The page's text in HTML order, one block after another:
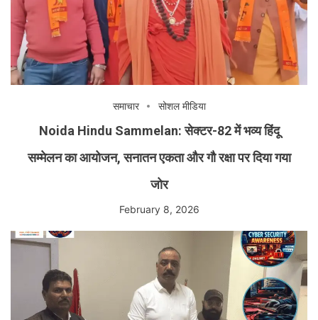
समाचार सोशल मीडिया
Noida Hindu Sammelan: सेक्टर-82 में भव्य हिंदू
सम्मेलन का आयोजन, सनातन एकता और गौ रक्षा पर दिया गया
जोर
February 8, 2026